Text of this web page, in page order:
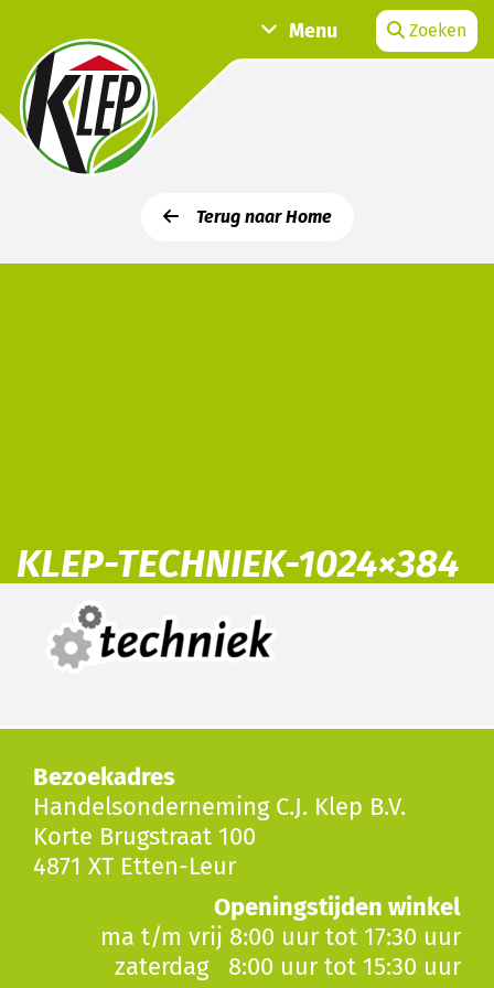
Menu Zoeken
Terug naar Home
KLEP-TECHNIEK-1024×384
Bezoekadres
Handelsonderneming C.J. Klep B.V.
Korte Brugstraat 100
4871 XT Etten-Leur
Openingstijden winkel
ma t/m vrij 8:00 uur tot 17:30 uur
zaterdag 8:00 uur tot 15:30 uur